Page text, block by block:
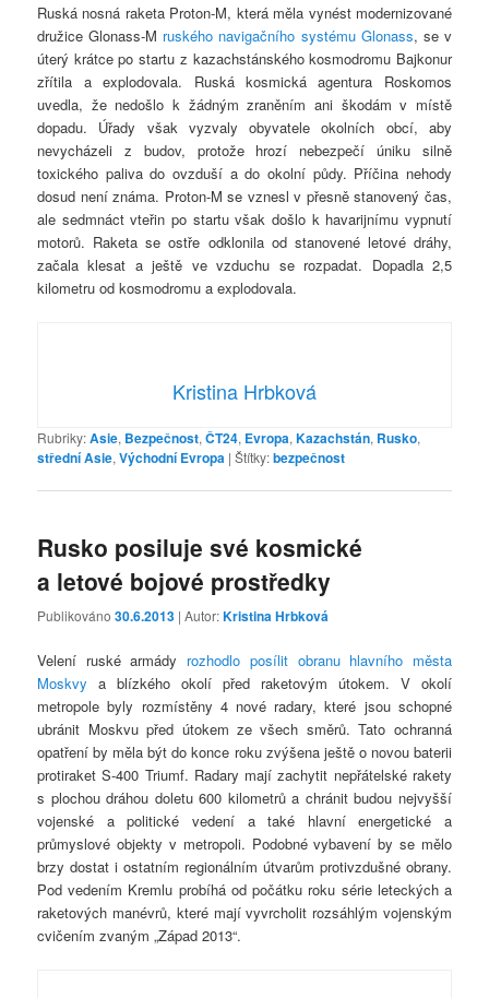
Ruská nosná raketa Proton-M, která měla vynést modernizované
družice Glonass-M ruského navigačního systému Glonass, se v
úterý krátce po startu z kazachstánského kosmodromu Bajkonur
zřítila a explodovala. Ruská kosmická agentura Roskomos
uvedla, že nedošlo k žádným zraněním ani škodám v místě
dopadu. Úřady však vyzvaly obyvatele okolních obcí, aby
nevycházeli z budov, protože hrozí nebezpečí úniku silně
toxického paliva do ovzduší a do okolní půdy. Příčina nehody
dosud není známa. Proton-M se vznesl v přesně stanovený čas,
ale sedmnáct vteřin po startu však došlo k havarijnímu vypnutí
motorů. Raketa se ostře odklonila od stanovené letové dráhy,
začala klesat a ještě ve vzduchu se rozpadat. Dopadla 2,5
kilometru od kosmodromu a explodovala.
Kristina Hrbková
Rubriky:Asie, Bezpečnost,ČT24, Evropa,Kazachstán, Rusko,
střední Asie,Východní Evropa |Štítky:bezpečnost
Rusko posiluje své kosmické
a letové bojové prostředky
Publikováno30.6.2013 | Autor:Kristina Hrbková
Velení ruské armády rozhodlo posílit obranu hlavního města
Moskvya blízkého okolí před raketovým útokem. V okolí
metropole byly rozmístěny 4 nové radary, které jsou schopné
ubránit Moskvu před útokem ze všech směrů. Tato ochranná
opatření by měla být do konce roku zvýšena ještě o novou baterii
protiraket S-400 Triumf. Radary mají zachytit nepřátelské rakety
s plochou dráhou doletu 600 kilometrů a chránit budou nejvyšší
vojenské a politické vedení a také hlavní energetické a
průmyslové objekty v metropoli. Podobné vybavení by se mělo
brzy dostat i ostatním regionálním útvarům protivzdušné obrany.
Pod vedením Kremlu probíhá od počátku roku série leteckých a
raketových manévrů, které mají vyvrcholit rozsáhlým vojenským
cvičením zvaným „Západ 2013“.